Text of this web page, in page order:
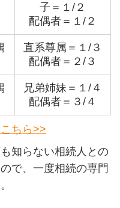
子＝１/２
配偶者＝１/２
直系尊属＝１/３
配偶者＝２/３
兄弟姉妹＝１/４
配偶者＝３/４
ちら>>
知らない相続人との
で、一度相続の専門